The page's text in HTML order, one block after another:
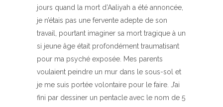
jours quand la mort d’Aaliyah a été annoncée,
je n’étais pas une fervente adepte de son
travail, pourtant imaginer sa mort tragique à un
si jeune âge était profondément traumatisant
pour ma psyché exposée. Mes parents
voulaient peindre un mur dans le sous-sol et
je me suis portée volontaire pour le faire. J’ai
fini par dessiner un pentacle avec le nom de 5